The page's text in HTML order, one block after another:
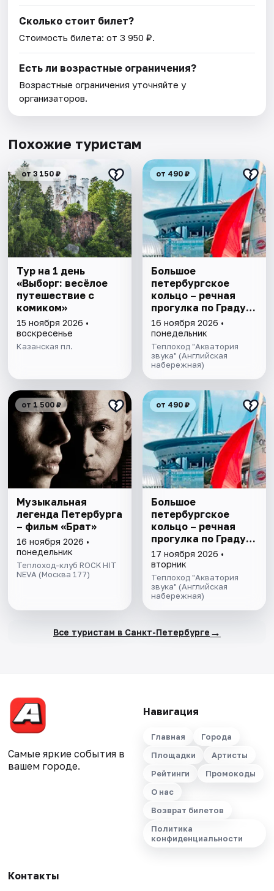
Сколько стоит билет?
Стоимость билета: от 3 950 ₽.
Есть ли возрастные ограничения?
Возрастные ограничения уточняйте у
организаторов.
Похожие туристам
от 3 150 ₽
Тур на 1 день
«Выборг: весёлое
путешествие с
комиком»
15 ноября 2026 •
воскресенье
Казанская пл.
от 490 ₽
Большое
петербургское
кольцо – речная
прогулка пo Граду
на Неве с
авторской
экскурсией и живой
музыкой в тёплом
салоне теплохода
16 ноября 2026 •
понедельник
Теплоход "Акватория
звука" (Английская
набережная)
от 1 500 ₽
Музыкальная
легенда Петербурга
– фильм «Брат»
16 ноября 2026 •
понедельник
Теплоход-клуб ROCK HIT
NEVA (Москва 177)
от 490 ₽
Большое
петербургское
кольцо – речная
прогулка пo Граду
на Неве с
авторской
экскурсией и живой
музыкой в тёплом
салоне теплохода
17 ноября 2026 •
вторник
Теплоход "Акватория
звука" (Английская
набережная)
Все туристам в Санкт-Петербурге →
Самые яркие события в
вашем городе.
Навигация
Главная
Города
Площадки
Артисты
Рейтинги
Промокоды
О нас
Возврат билетов
Политика
конфиденциальности
Контакты